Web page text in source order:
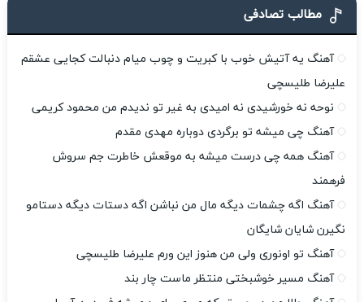
مطالب تصادفی
آهنگ یه آتیش خوب با کبریت و چوب میام دنبالت کجایی عشقم
علیرضا طلیسچی
نوحه نه خورشیدی نه امیدی به غیر تو ندیدم من محمود کریمی
آهنگ چی میشه تو برگردی دوباره مهدی مقدم
آهنگ همه چی درست میشه به موقعش خاطرت جم سروش
فرهمند
آهنگ اگه چشمات دیگه مال من نباشن اگه دستات دیگه دستامو
نگیرن شایان شایگان
آهنگ تو اونوری ولی من هنوز این ورم علیرضا طلیسچی
آهنگ مسیر خوشبختی منتظر ماست چار بند